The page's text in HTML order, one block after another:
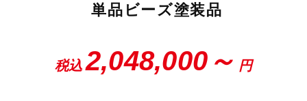
単品ビーズ塗装品
税込2,048,000～ 円